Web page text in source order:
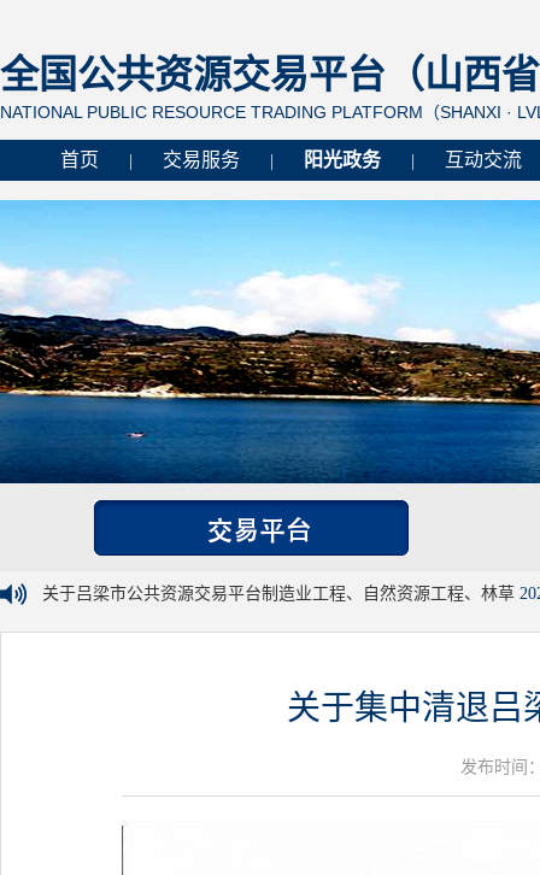
全国公共资源交易平台（山西
NATIONAL PUBLIC RESOURCE TRADING PLATFORM（SHANXI ·
首页 交易服务 阳光政务 互动交流
关于吕梁市公共资源交易平台制造业工程、自然资源工程、林草
关于集中清退吕
发布时间